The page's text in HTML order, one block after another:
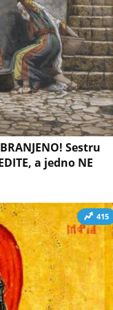
Sestru
a jedno NE
415